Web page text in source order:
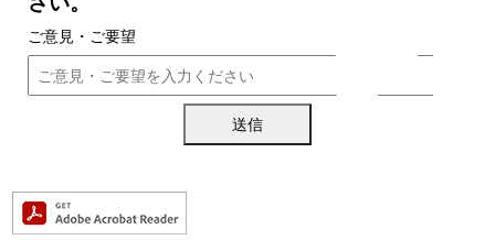
ご意見・ご要望
送信